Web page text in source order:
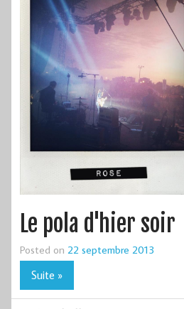
Le pola d'hier soir
Posted on 22 septembre 2013
Suite »